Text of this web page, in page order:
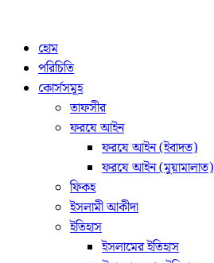
হোম
পরিচিতি
কোর্সসমূহ
তাফসীর
ফরযে আইন
ফরযে আইন (ইবাদত)
ফরযে আইন (মুয়ামালাত)
ফিকহ
ইসলামী আকীদা
ইতিহাস
ইসলামের ইতিহাস